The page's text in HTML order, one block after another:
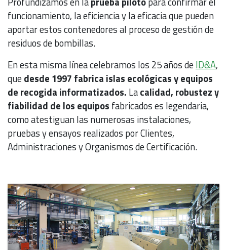
funcionamiento, la eficiencia y la eficacia que pueden
aportar estos contenedores al proceso de gestión de
residuos de bombillas.
En esta misma línea celebramos los 25 años deID&A,
quedesde 1997 fabrica islas ecológicas y equipos
de recogida informatizados. Lacalidad, robustez y
fiabilidad de los equipos fabricados es legendaria,
como atestiguan las numerosas instalaciones,
pruebas y ensayos realizados por Clientes,
Administraciones y Organismos de Certificación.